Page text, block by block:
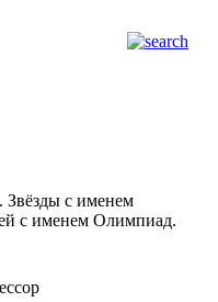
с именем
с именем Олимпиад.